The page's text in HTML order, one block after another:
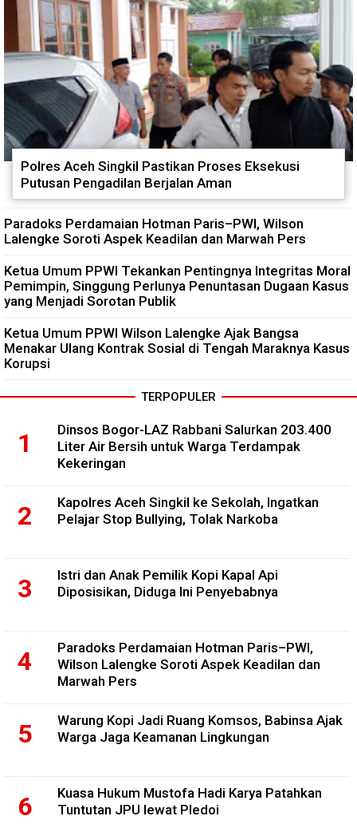
Polres Aceh Singkil Pastikan Proses Eksekusi
Putusan Pengadilan Berjalan Aman
Paradoks Perdamaian Hotman Paris–PWI, Wilson
Lalengke Soroti Aspek Keadilan dan Marwah Pers
Ketua Umum PPWI Tekankan Pentingnya Integritas Moral
Pemimpin, Singgung Perlunya Penuntasan Dugaan Kasus
yang Menjadi Sorotan Publik
Ketua Umum PPWI Wilson Lalengke Ajak Bangsa
Menakar Ulang Kontrak Sosial di Tengah Maraknya Kasus
Korupsi
TERPOPULER
Dinsos Bogor-LAZ Rabbani Salurkan 203.400
Liter Air Bersih untuk Warga Terdampak
Kekeringan
Kapolres Aceh Singkil ke Sekolah, Ingatkan
Pelajar Stop Bullying, Tolak Narkoba
Istri dan Anak Pemilik Kopi Kapal Api
Diposisikan, Diduga Ini Penyebabnya
Paradoks Perdamaian Hotman Paris–PWI,
Wilson Lalengke Soroti Aspek Keadilan dan
Marwah Pers
Warung Kopi Jadi Ruang Komsos, Babinsa Ajak
Warga Jaga Keamanan Lingkungan
Kuasa Hukum Mustofa Hadi Karya Patahkan
Tuntutan JPU lewat Pledoi